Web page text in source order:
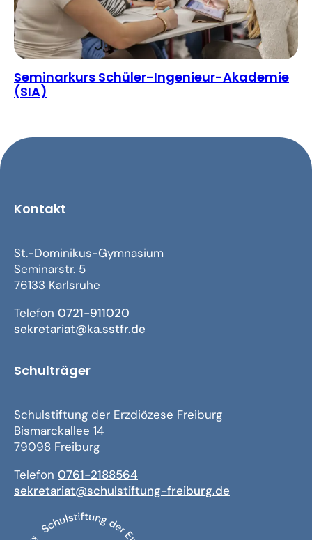
Seminarkurs Schüler-Ingenieur-Akademie
(SIA)
Kontakt
St.-Dominikus-Gymnasium
Seminarstr. 5
76133 Karlsruhe
Telefon 0721-911020
sekretariat@ka.sstfr.de
Schulträger
Schulstiftung der Erzdiözese Freiburg
Bismarckallee 14
79098 Freiburg
Telefon 0761-2188564
sekretariat@schulstiftung-freiburg.de